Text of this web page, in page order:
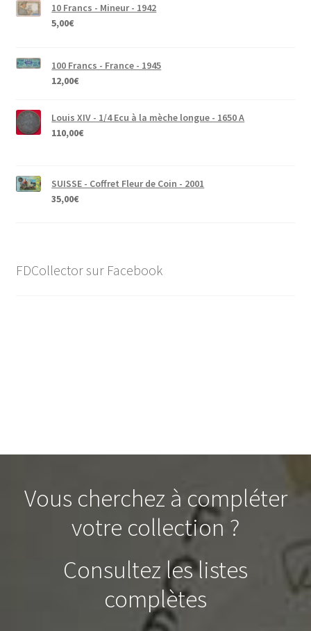
10 Francs - Mineur - 1942
5,00€
100 Francs - France - 1945
12,00€
Louis XIV - 1/4 Ecu à la mèche longue - 1650 A
110,00€
SUISSE - Coffret Fleur de Coin - 2001
35,00€
FDCollector sur Facebook
Vous cherchez à compléter
votre collection ?
Consultez les listes
complètes